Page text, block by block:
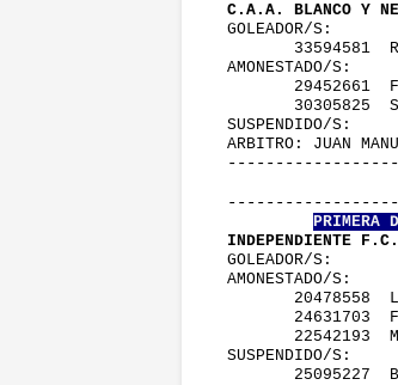
C.A.A. BLANCO Y
GOLEADOR/S:
33594581
AMONESTADO/S:
30305825
SUSPENDIDO/S:
ARBITRO: JUAN
PRIMERA
INDEPENDIENTE
GOLEADOR/S:
AMONESTADO/S:
24631703
SUSPENDIDO/S:
25095227